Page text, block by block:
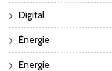
Digital
Énergie
Energie